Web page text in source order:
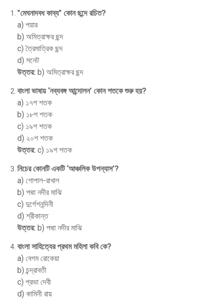
"মেঘনাদবধ কাব্য" কোন ছন্দে রচিত?
a) পয়ার
b) অমিত্রাক্ষর ছন্দ
c) ত্রৈমাত্রিক ছন্দ
d) সনেট
উত্তর: b) অমিত্রাক্ষর ছন্দ
বাংলা ভাষায় ‘নব্যবঙ্গ আন্দোলন’ কোন শতকে শুরু হয়?
a) ১৭শ শতক
b) ১৮শ শতক
c) ১৯শ শতক
d) ২০শ শতক
উত্তর: c) ১৯শ শতক
নিচের কোনটি একটি ‘আঞ্চলিক উপন্যাস’?
a) গোপাল-রাখাল
b) পদ্মা নদীর মাঝি
c) দুর্গেশনন্দিনী
d) শ্রীকান্ত
উত্তর: b) পদ্মা নদীর মাঝি
বাংলা সাহিত্যের প্রথম মহিলা কবি কে?
a) বেগম রোকেয়া
b) চন্দ্রাবতী
c) প্রভা দেবী
d) কামিনী রায়